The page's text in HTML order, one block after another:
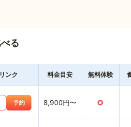
る
リンク 料金目安 無料体験
予約 8,900円〜 ○